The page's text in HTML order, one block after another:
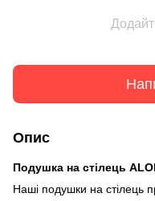
Опис
Подушка на стілець
Наші подушки на стілець